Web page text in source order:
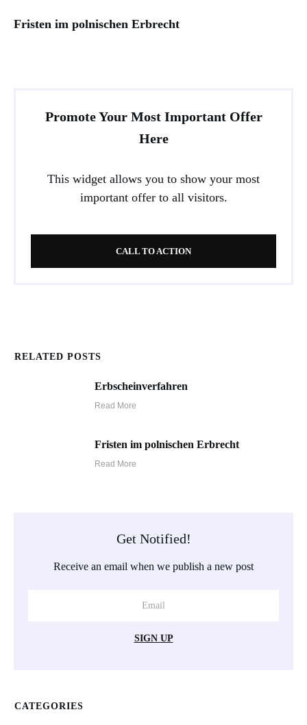
Fristen im polnischen Erbrecht
Promote Your Most Important Offer
Here
This widget allows you to show your most
important offer to all visitors.
CALL TO ACTION
RELATED POSTS
Erbscheinverfahren
Read More
Fristen im polnischen Erbrecht
Read More
Get Notified!
Receive an email when we publish a new post
SIGN UP
CATEGORIES